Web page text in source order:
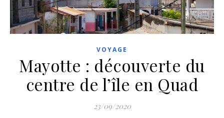
VOYAGE
Mayotte : découverte du
centre de l’île en Quad
23/09/2020